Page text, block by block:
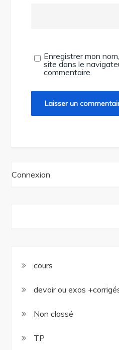
Enregistrer mon
site dans le
commentaire.
Connexion
cours
devoir ou exos
Non classé
TP